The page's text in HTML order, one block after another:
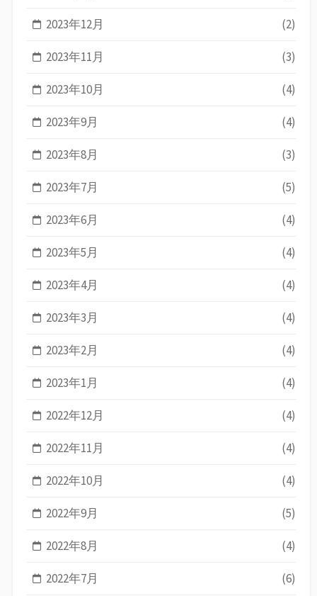
2023年12月 (2)
2023年11月 (3)
2023年10月 (4)
2023年9月 (4)
2023年8月 (3)
2023年7月 (5)
2023年6月 (4)
2023年5月 (4)
2023年4月 (4)
2023年3月 (4)
2023年2月 (4)
2023年1月 (4)
2022年12月 (4)
2022年11月 (4)
2022年10月 (4)
2022年9月 (5)
2022年8月 (4)
2022年7月 (6)